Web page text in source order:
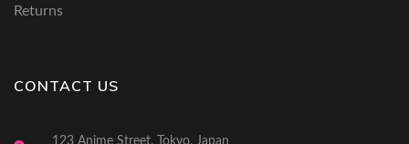
Returns
CONTACT US
123 Anime Street, Tokyo, Japan